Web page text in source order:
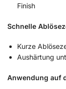
Finish
Schnelle
Kurze
Aushärtung
Anwendung auf